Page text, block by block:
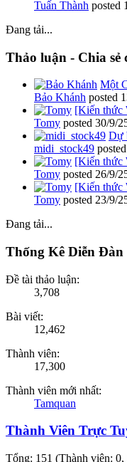
Tuấn Thành posted
Đang tải...
Thảo luận - Chia sẻ
Một
Bảo Khánh posted
[Kiến thức
Tomy posted 30/9/
Dự
midi_stock49 posted
[Kiến thức
Tomy posted 26/9/
[Kiến thức
Tomy posted 23/9/
Đang tải...
Thống Kê Diễn Đàn
Đề tài thảo luận:
3,708
Bài viết:
12,462
Thành viên:
17,300
Thành viên mới nhất:
Tamquan
Thành Viên Trực
Tổng: 151 (Thành viên: